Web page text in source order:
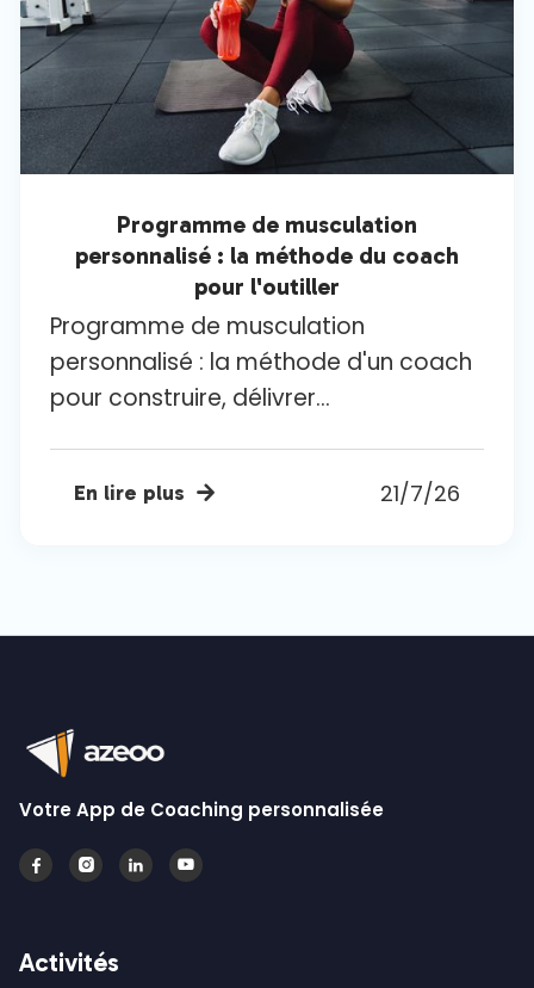
Programme de musculation
personnalisé : la méthode du coach
pour l'outiller
Programme de musculation
personnalisé : la méthode d'un coach
pour construire, délivrer...
En lire plus  21/7/26
Votre App de Coaching personnalisée
   
Activités